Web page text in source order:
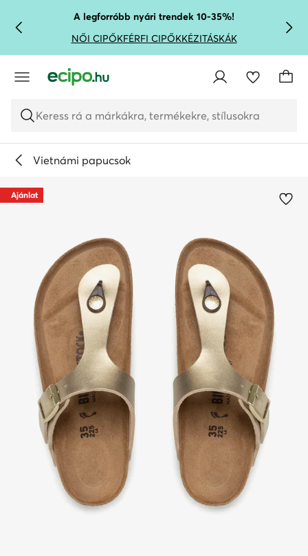
UGRÁS A FŐ TARTALOMRA
UGRÁS A KERESÉSHEZA legforróbb nyári trendek 10-35%!
NŐI CIPŐKFÉRFI CIPŐKKÉZITÁSKÁK
Keress rá a márkákra, termékekre, stílusokra
Vietnámi papucsok
Ajánlat